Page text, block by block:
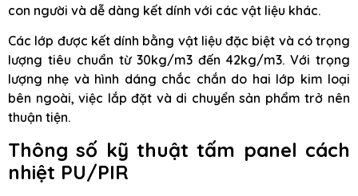
con người và dễ dàng kết dính với các vật liệu khác.
Các lớp được kết dính bằng vật liệu đặc biệt và có trọng
lượng tiêu chuẩn từ 30kg/m3 đến 42kg/m3. Với trọng
lượng nhẹ và hình dáng chắc chắn do hai lớp kim loại
bên ngoài, việc lắp đặt và di chuyển sản phẩm trở nên
thuận tiện.
Thông số kỹ thuậttấm panel cách
nhiệt PU/PIR